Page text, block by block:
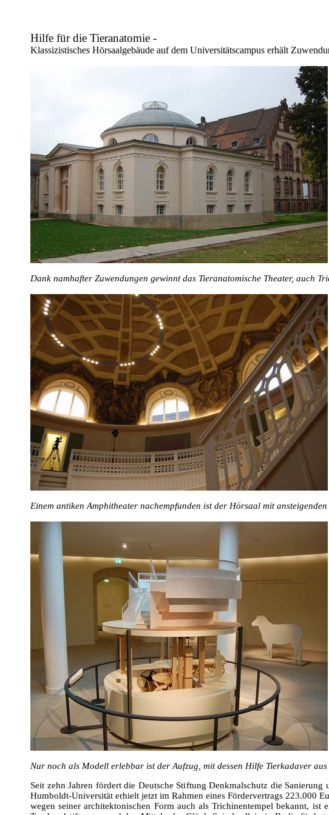
Hilfe für die Tieranatomie -
Klassizistisches Hörsaalgebäude auf dem Universitätscampus erhält
Dank namhafter Zuwendungen gewinnt das Tieranatomische Theater, auch
Einem antiken Amphitheater nachempfunden ist der Hörsaal mit
Nur noch als Modell erlebbar ist der Aufzug, mit dessen Hilfe Tierkadaver
Seit zehn Jahren fördert die Deutsche Stiftung Denkmalschutz die
Humboldt-Universität erhielt jetzt im Rahmen eines Fördervertrags 223.000
wegen seiner architektonischen Form auch als Trichinentempel bekannt,